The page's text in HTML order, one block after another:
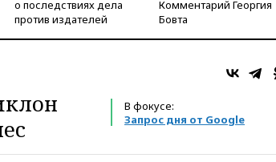
о последствиях дела
против издателей
Комментарий Георгия
Бовта
В фокусе:
Запрос дня от Google